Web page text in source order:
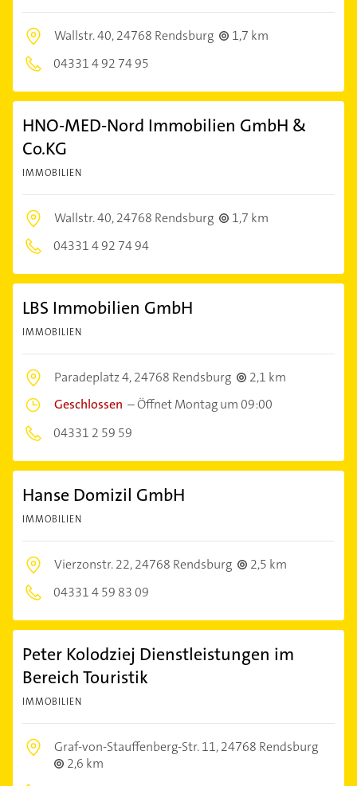
Wallstr. 40,24768 Rendsburg
1,7 km
04331 4 92 74 95
HNO-MED-Nord Immobilien GmbH &
Co.KG
IMMOBILIEN
Wallstr. 40,24768 Rendsburg
1,7 km
04331 4 92 74 94
LBS Immobilien GmbH
IMMOBILIEN
Paradeplatz 4,24768 Rendsburg
2,1 km
Geschlossen –Öffnet Montag um 09:00
04331 2 59 59
Hanse Domizil GmbH
IMMOBILIEN
Vierzonstr. 22,24768 Rendsburg
2,5 km
04331 4 59 83 09
Peter Kolodziej Dienstleistungen im
Bereich Touristik
IMMOBILIEN
Graf-von-Stauffenberg-Str. 11,24768 Rendsburg
2,6 km